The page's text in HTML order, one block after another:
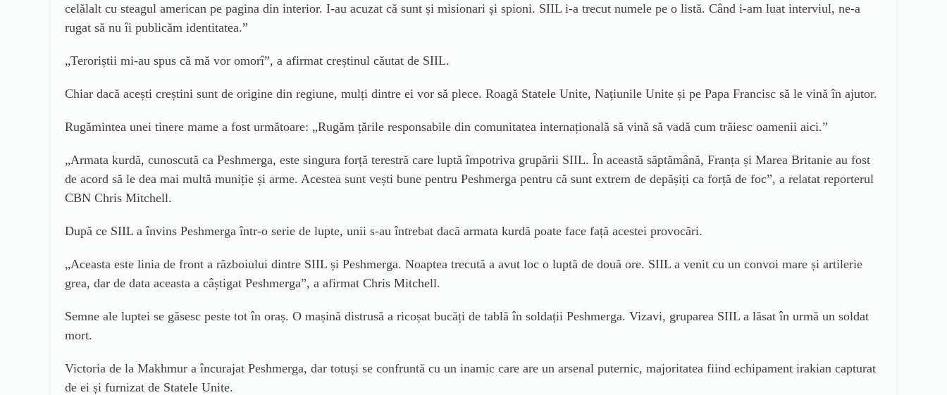
celălalt cu steagul american pe pagina din interior. I-au acuzat că sunt și misionari și spioni. SIIL i-a trecut numele pe o listă. Când i-am luat interviul, ne-a
rugat să nu îi publicăm identitatea.”
„Teroriștii mi-au spus că mă vor omorî”, a afirmat creștinul căutat de SIIL.
Chiar dacă acești creștini sunt de origine din regiune, mulți dintre ei vor să plece. Roagă Statele Unite, Națiunile Unite și pe Papa Francisc să le vină în ajutor.
Rugămintea unei tinere mame a fost următoare: „Rugăm țările responsabile din comunitatea internațională să vină să vadă cum trăiesc oamenii aici.”
„Armata kurdă, cunoscută ca Peshmerga, este singura forță terestră care luptă împotriva grupării SIIL. În această săptămână, Franța și Marea Britanie au fost
de acord să le dea mai multă muniție și arme. Acestea sunt vești bune pentru Peshmerga pentru că sunt extrem de depășiți ca forță de foc”, a relatat reporterul
CBN Chris Mitchell.
După ce SIIL a învins Peshmerga într-o serie de lupte, unii s-au întrebat dacă armata kurdă poate face față acestei provocări.
„Aceasta este linia de front a războiului dintre SIIL și Peshmerga. Noaptea trecută a avut loc o luptă de două ore. SIIL a venit cu un convoi mare și artilerie
grea, dar de data aceasta a câștigat Peshmerga”, a afirmat Chris Mitchell.
Semne ale luptei se găsesc peste tot în oraș. O mașină distrusă a ricoșat bucăți de tablă în soldații Peshmerga. Vizavi, gruparea SIIL a lăsat în urmă un soldat
mort.
Victoria de la Makhmur a încurajat Peshmerga, dar totuși se confruntă cu un inamic care are un arsenal puternic, majoritatea fiind echipament irakian capturat
de ei și furnizat de Statele Unite.